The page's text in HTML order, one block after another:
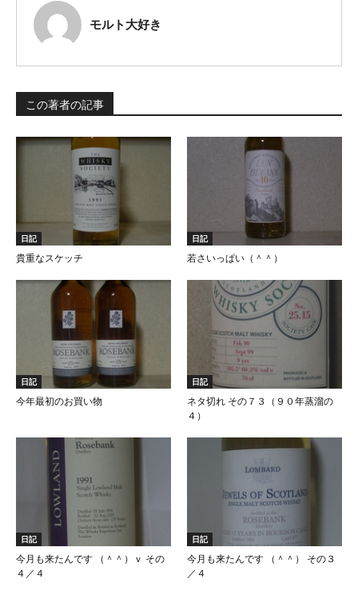
モルト大好き
この著者の記事
日記
貴重なスケッチ
日記
若さいっぱい（＾＾）
日記
今年最初のお買い物
日記
ネタ切れ その７３（９０年蒸溜の
４）
日記
今月も来たんです （＾＾）ｖ その
４／４
日記
今月も来たんです （＾＾） その３
／４